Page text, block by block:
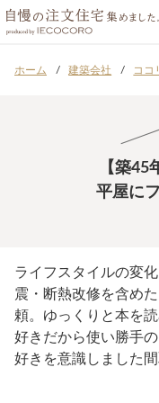
ホーム 建築会社 ココ
【築45
平屋に
ライフスタイルの変
震・断熱改修を含め
頼。ゆっくりと本を
好きだから使い勝手
好きを意識しました